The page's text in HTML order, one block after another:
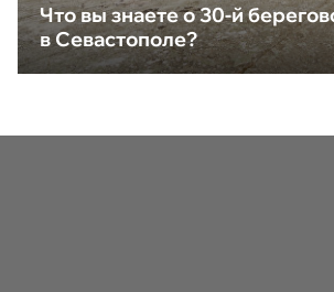
Что вы знаете о 30-й
в Севастополе?